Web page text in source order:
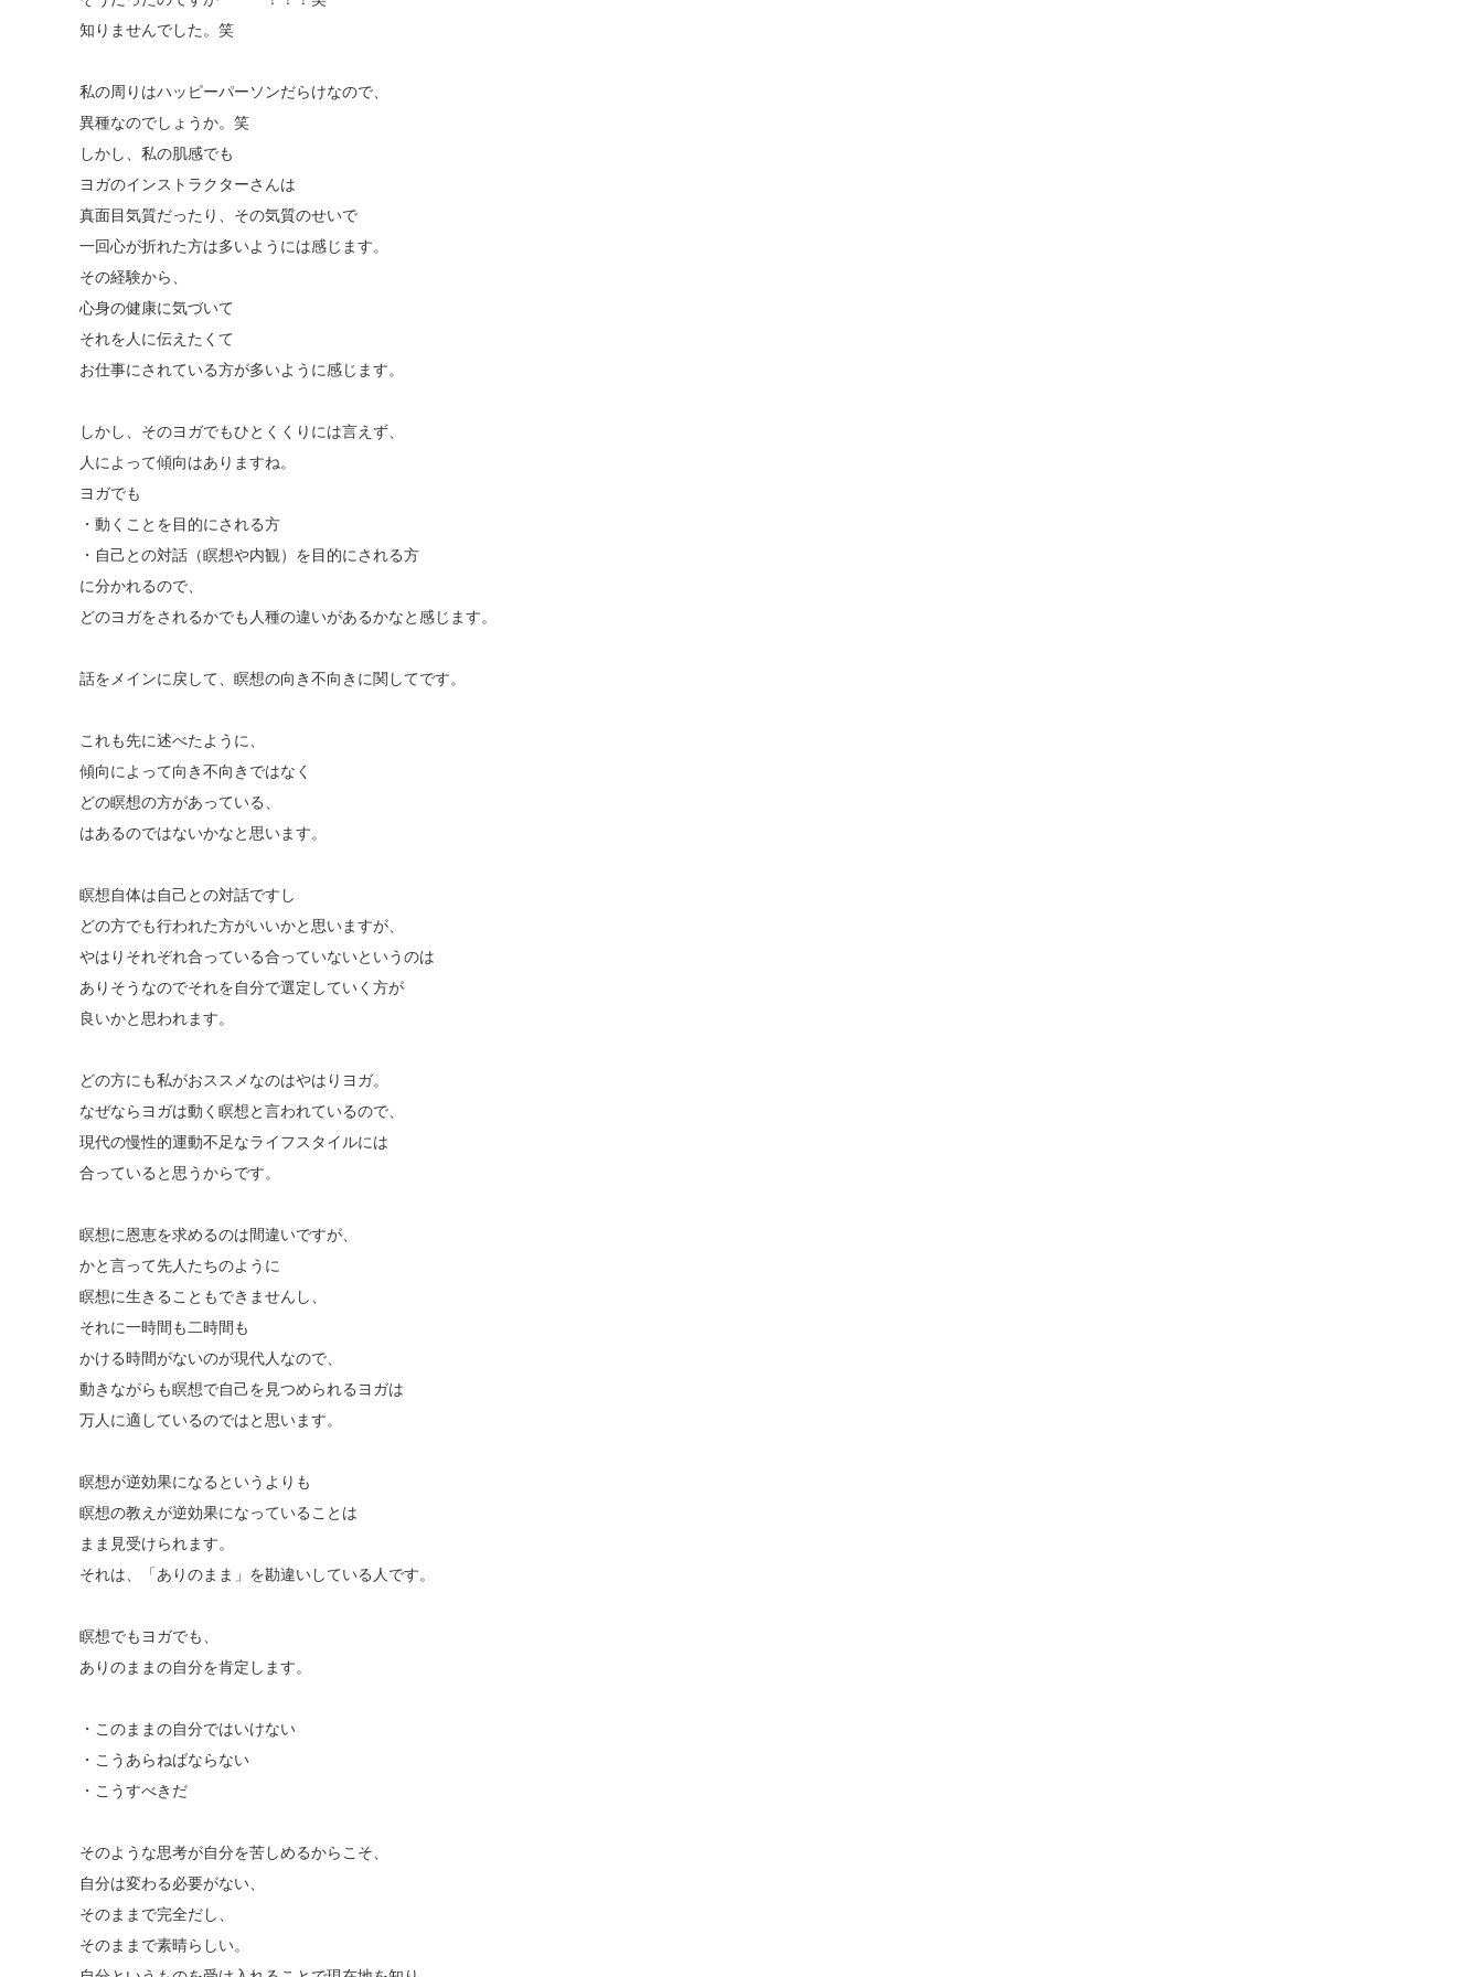
知りませんでした。笑
私の周りはハッピーパーソンだらけなので、
異種なのでしょうか。笑
しかし、私の肌感でも
ヨガのインストラクターさんは
真面目気質だったり、その気質のせいで
一回心が折れた方は多いようには感じます。
その経験から、
心身の健康に気づいて
それを人に伝えたくて
お仕事にされている方が多いように感じます。
しかし、そのヨガでもひとくくりには言えず、
人によって傾向はありますね。
ヨガでも
・動くことを目的にされる方
・自己との対話（瞑想や内観）を目的にされる方
に分かれるので、
どのヨガをされるかでも人種の違いがあるかなと感じます。
話をメインに戻して、瞑想の向き不向きに関してです。
これも先に述べたように、
傾向によって向き不向きではなく
どの瞑想の方があっている、
はあるのではないかなと思います。
瞑想自体は自己との対話ですし
どの方でも行われた方がいいかと思いますが、
やはりそれぞれ合っている合っていないというのは
ありそうなのでそれを自分で選定していく方が
良いかと思われます。
どの方にも私がおススメなのはやはりヨガ。
なぜならヨガは動く瞑想と言われているので、
現代の慢性的運動不足なライフスタイルには
合っていると思うからです。
瞑想に恩恵を求めるのは間違いですが、
かと言って先人たちのように
瞑想に生きることもできませんし、
それに一時間も二時間も
かける時間がないのが現代人なので、
動きながらも瞑想で自己を見つめられるヨガは
万人に適しているのではと思います。
瞑想が逆効果になるというよりも
瞑想の教えが逆効果になっていることは
まま見受けられます。
それは、「ありのまま」を勘違いしている人です。
瞑想でもヨガでも、
ありのままの自分を肯定します。
・このままの自分ではいけない
・こうあらねばならない
・こうすべきだ
そのような思考が自分を苦しめるからこそ、
自分は変わる必要がない、
そのままで完全だし、
そのままで素晴らしい。